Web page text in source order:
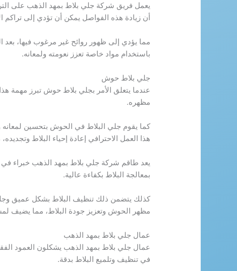
يعمل فريق شركة جلي بلاط بمهد الذهب على
أن زيادة هذه الفواصل يمكن أن تؤدي إلى تراكم
مما يؤدي إلى ظهور روائح غير مرغوب فيها، بعد
باستخدام مواد خاصة تعزز نعومته ولمعانه.
جلي بلاط حوش
عندما يتعلق الأمر بجلي بلاط حوش تبرز مهمة
مظهره.
كما يقوم جلي البلاط في الحوش بتحسين لمعانه
هذا العمل الاحترافي إعادة إحياء البلاط
يعد طاقم شركة جلي بلاط بمهد الذهب خبراء
بمعالجة البلاط بكفاءة عالية.
كذلك يتضمن ذلك تنظيف البلاط بشكل عميق
مظهر الحوش وتعزيز جودة البلاط، مما يضيف
عمال جلي بلاط بمهد الذهب
عمال جلي بلاط بمهد الذهب يشكلون العمود
في تنظيف وتلميع البلاط بدقة.